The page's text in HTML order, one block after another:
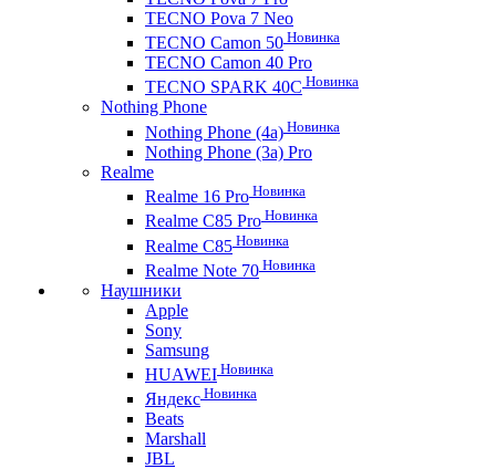
TECNO Pova 7 Neo
TECNO Camon 50 Новинка
TECNO Camon 40 Pro
TECNO SPARK 40C Новинка
Nothing Phone
Nothing Phone (4a) Новинка
Nothing Phone (3a) Pro
Realme
Realme 16 Pro Новинка
Realme C85 Pro Новинка
Realme C85 Новинка
Realme Note 70 Новинка
Наушники
Apple
Sony
Samsung
HUAWEI Новинка
Яндекс Новинка
Beats
Marshall
JBL